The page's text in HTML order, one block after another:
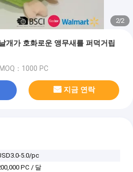
2/2
개가 호화로운 앵무새를 퍼덕거립
MOQ：1000 PC
지금 연락
5.0/pc
PC / 달